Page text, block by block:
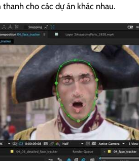
cho các dự án khác nhau.